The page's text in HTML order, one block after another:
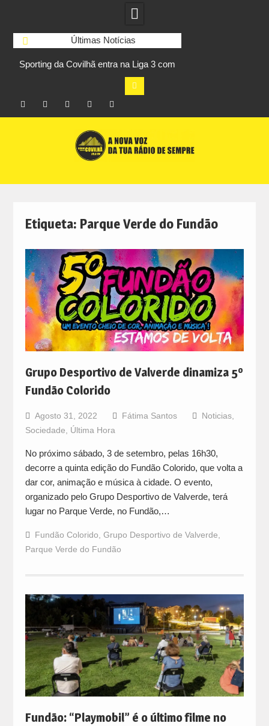
Últimas Notícias
Sporting da Covilhã entra na Liga 3 com
vitória por 2-0 frente ao UD Santarém
RCC
Ar
Etiqueta: Parque Verde do Fundão
Grupo Desportivo de Valverde dinamiza 5º
Fundão Colorido
Agosto 31, 2022 Fátima Santos Noticias,
Sociedade, Última Hora
No próximo sábado, 3 de setembro, pelas 16h30,
decorre a quinta edição do Fundão Colorido, que volta a
dar cor, animação e música à cidade. O evento,
organizado pelo Grupo Desportivo de Valverde, terá
lugar no Parque Verde, no Fundão,…
Fundão Colorido, Grupo Desportivo de Valverde,
Parque Verde do Fundão
Fundão: “Playmobil” é o último filme no